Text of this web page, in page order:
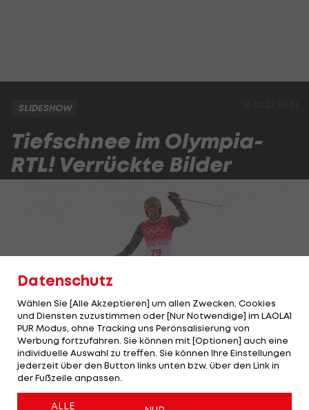
SLIDESHOW
Tiefschnee im Olympia-
RTL! Verrückte Bilder
4/8 Foto: getty
Datenschutz
Wählen Sie [Alle Akzeptieren] um allen Zwecken, Cookies
und Diensten zuzustimmen oder [Nur Notwendige] im LAOLA1
PUR Modus, ohne Tracking uns Peronsalisierung von
Werbung fortzufahren. Sie können mit [Optionen] auch eine
individuelle Auswahl zu treffen. Sie können Ihre Einstellungen
jederzeit über den Button links unten bzw. über den Link in
der Fußzeile anpassen.
ALLE